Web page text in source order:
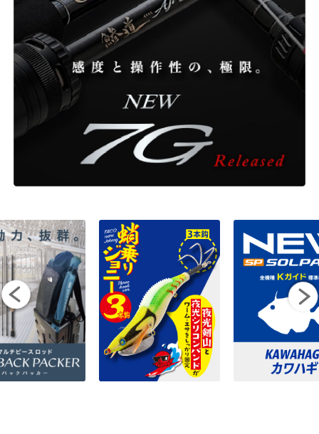
OVERSEAS
OFFICIAL FAN CLUB
CUSTOMER
CATALOGUE